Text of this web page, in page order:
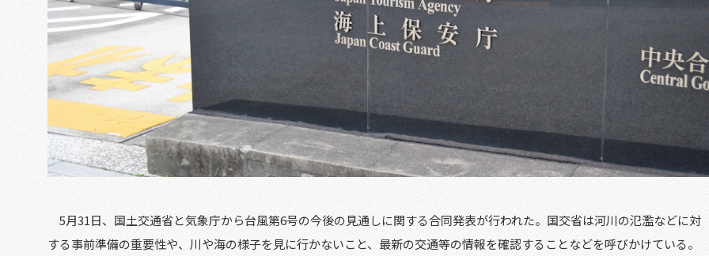
5月31日、国土交通省と気象庁から台風第6号の今後の見通しに関する合同発表が行われた。国交省は河川の氾濫などに対
する事前準備の重要性や、川や海の様子を見に行かないこと、最新の交通等の情報を確認することなどを呼びかけている。